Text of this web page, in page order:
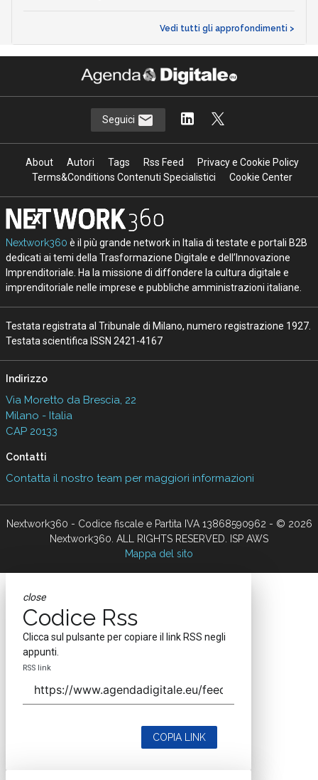
Vedi tutti gli approfondimenti >
Seguici
About Autori Tags Rss Feed
Privacy e Cookie Policy
Terms&Conditions Contenuti Specialistici
Cookie Center
Nextwork360 è il più grande network in Italia di testate e portali B2B
dedicati ai temi della Trasformazione Digitale e dell’Innovazione
Imprenditoriale. Ha la missione di diffondere la cultura digitale e
imprenditoriale nelle imprese e pubbliche amministrazioni italiane.
Testata registrata al Tribunale di Milano, numero registrazione 1927.
Testata scientifica ISSN 2421-4167
Indirizzo
Via Moretto da Brescia, 22
Milano - Italia
CAP 20133
Contatti
Contatta il nostro team per maggiori informazioni
Nextwork360 - Codice fiscale e Partita IVA 13868590962 - © 2026
Nextwork360. ALL RIGHTS RESERVED. ISP AWS
Mappa del sito
close
Codice Rss
Clicca sul pulsante per copiare il link RSS negli
appunti.
RSS link
COPIA LINK